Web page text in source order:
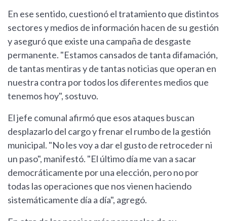
En ese sentido, cuestionó el tratamiento que distintos
sectores y medios de información hacen de su gestión
y aseguró que existe una campaña de desgaste
permanente. "Estamos cansados de tanta difamación,
de tantas mentiras y de tantas noticias que operan en
nuestra contra por todos los diferentes medios que
tenemos hoy", sostuvo.
El jefe comunal afirmó que esos ataques buscan
desplazarlo del cargo y frenar el rumbo de la gestión
municipal. "No les voy a dar el gusto de retroceder ni
un paso", manifestó. "El último día me van a sacar
democráticamente por una elección, pero no por
todas las operaciones que nos vienen haciendo
sistemáticamente día a día", agregó.